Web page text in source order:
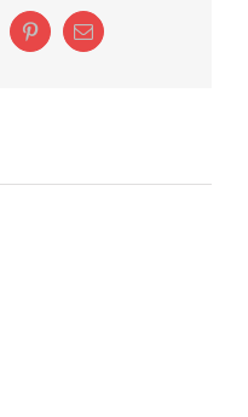
PinterestEmail: